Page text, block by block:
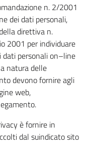
n. 2/2001
dei dati personali,
direttiva n.
2001 per individuare
dati personali on–line
natura delle
devono fornire agli
web,
è fornire in
dal suindicato sito